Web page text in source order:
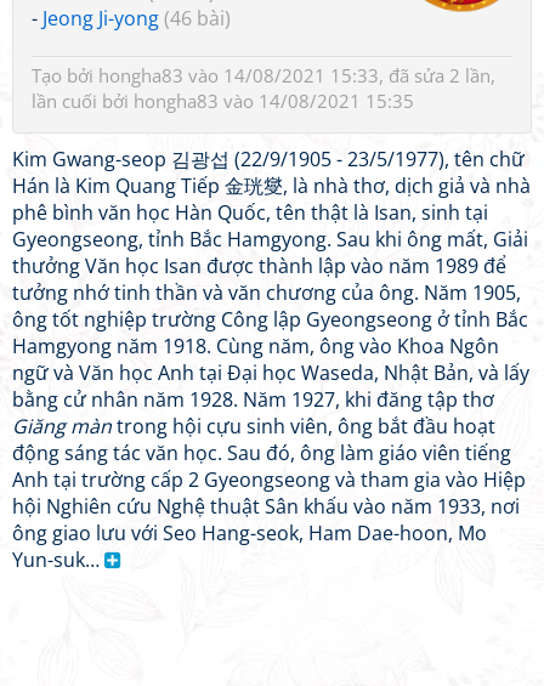
- Jeong Ji-yong(46 bài)
Tạo bởi hongha83 vào 14/08/2021 15:33, đã sửa 2 lần,
lần cuối bởi hongha83 vào 14/08/2021 15:35
Kim Gwang-seop 김광섭 (22/9/1905 - 23/5/1977), tên chữ
Hán là Kim Quang Tiếp 金珖燮, là nhà thơ, dịch giả và nhà
phê bình văn học Hàn Quốc, tên thật là Isan, sinh tại
Gyeongseong, tỉnh Bắc Hamgyong. Sau khi ông mất, Giải
thưởng Văn học Isan được thành lập vào năm 1989 để
tưởng nhớ tinh thần và văn chương của ông. Năm 1905,
ông tốt nghiệp trường Công lập Gyeongseong ở tỉnh Bắc
Hamgyong năm 1918. Cùng năm, ông vào Khoa Ngôn
ngữ và Văn học Anh tại Đại học Waseda, Nhật Bản, và lấy
bằng cử nhân năm 1928. Năm 1927, khi đăng tập thơ
Giăng màntrong hội cựu sinh viên, ông bắt đầu hoạt
động sáng tác văn học. Sau đó, ông làm giáo viên tiếng
Anh tại trường cấp 2 Gyeongseong và tham gia vào Hiệp
hội Nghiên cứu Nghệ thuật Sân khấu vào năm 1933, nơi
ông giao lưu với Seo Hang-seok, Ham Dae-hoon, Mo
Yun-suk…